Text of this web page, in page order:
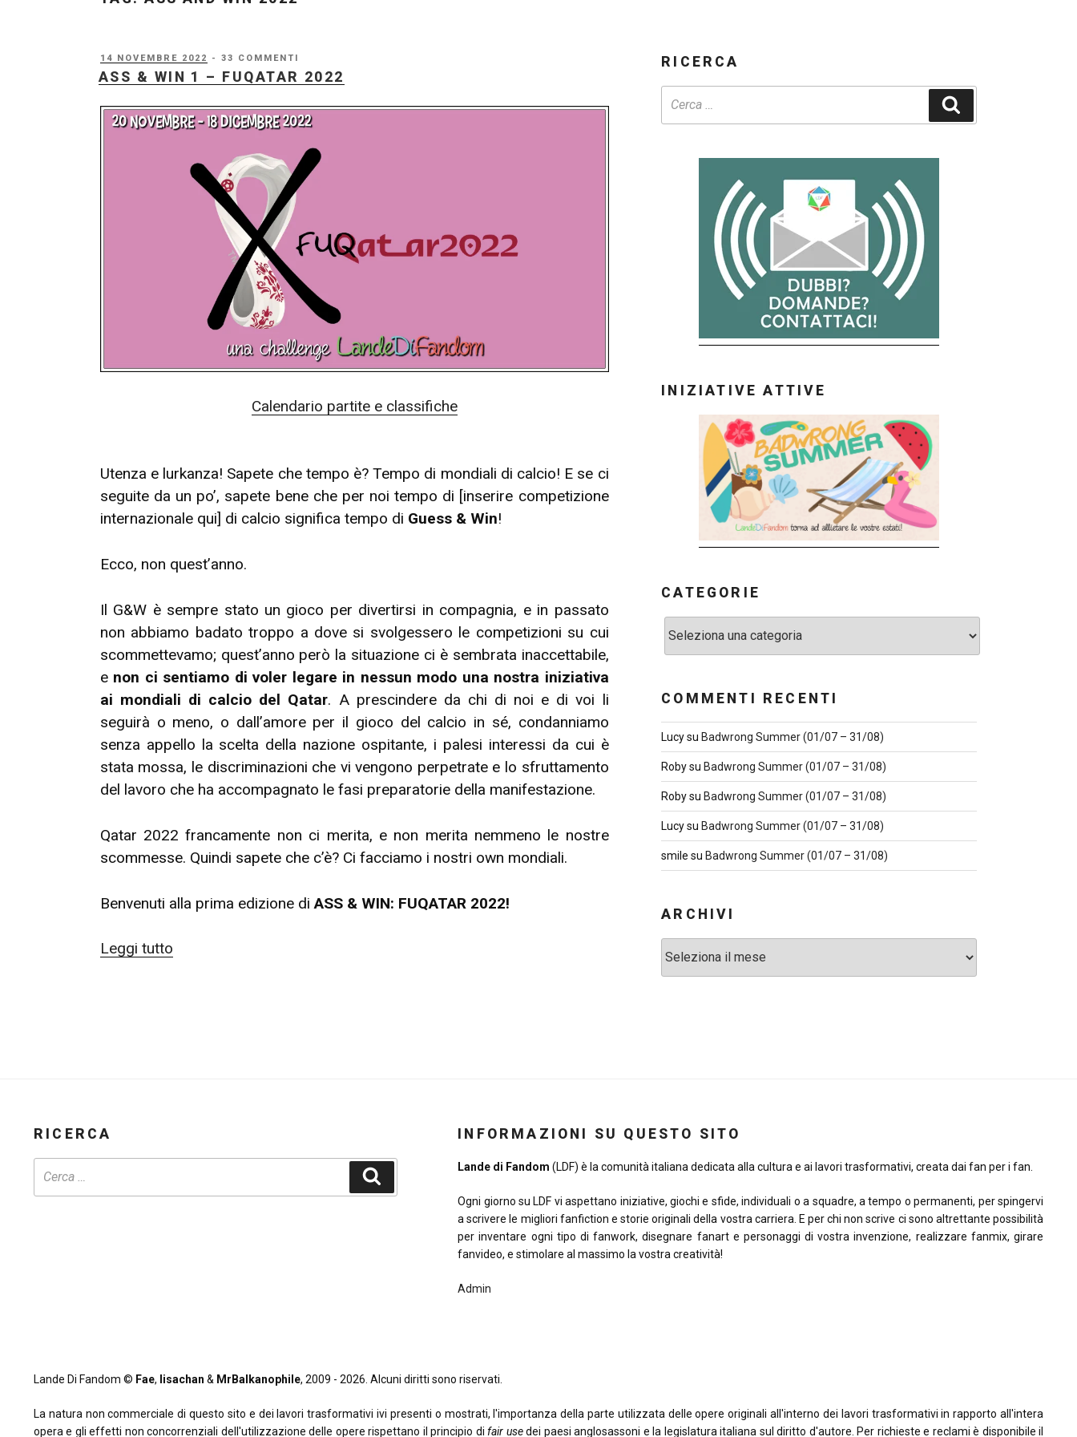
PUBBLICATO
IL
14 NOVEMBRE 2022 - 33 COMMENTI
ASS & WIN 1 – FUQATAR 2022
Calendario partite e classifiche
Utenza e lurkanza! Sapete che tempo è? Tempo di mondiali di calcio! E se ci
seguite da un po’, sapete bene che per noi tempo di [inserire competizione
internazionale qui] di calcio significa tempo di Guess & Win!
Ecco, non quest’anno.
Il G&W è sempre stato un gioco per divertirsi in compagnia, e in passato
non abbiamo badato troppo a dove si svolgessero le competizioni su cui
scommettevamo; quest’anno però la situazione ci è sembrata inaccettabile,
e non ci sentiamo di voler legare in nessun modo una nostra iniziativa
ai mondiali di calcio del Qatar. A prescindere da chi di noi e di voi li
seguirà o meno, o dall’amore per il gioco del calcio in sé, condanniamo
senza appello la scelta della nazione ospitante, i palesi interessi da cui è
stata mossa, le discriminazioni che vi vengono perpetrate e lo sfruttamento
del lavoro che ha accompagnato le fasi preparatorie della manifestazione.
Qatar 2022 francamente non ci merita, e non merita nemmeno le nostre
scommesse. Quindi sapete che c’è? Ci facciamo i nostri own mondiali.
Benvenuti alla prima edizione di ASS & WIN: FUQATAR 2022!
Leggi tutto“Ass
RICERCA
INIZIATIVE ATTIVE
CATEGORIE
COMMENTI RECENTI
Lucysu Badwrong Summer (01/07 – 31/08)
Robysu Badwrong Summer (01/07 – 31/08)
Robysu Badwrong Summer (01/07 – 31/08)
Lucysu Badwrong Summer (01/07 – 31/08)
smile su Badwrong Summer (01/07 – 31/08)
ARCHIVI
RICERCA INFORMAZIONI SU QUESTO SITO
Lande di Fandom (LDF) è la comunità italiana dedicata alla cultura e ai lavori trasformativi, creata dai fan per i fan.
Ogni giorno su LDF vi aspettano iniziative, giochi e sfide, individuali o a squadre, a tempo o permanenti, per spingervi
a scrivere le migliori fanfiction e storie originali della vostra carriera. E per chi non scrive ci sono altrettante possibilità
per inventare ogni tipo di fanwork, disegnare fanart e personaggi di vostra invenzione, realizzare fanmix, girare
fanvideo, e stimolare al massimo la vostra creatività!
Admin
Lande Di Fandom © Fae, lisachan & MrBalkanophile, 2009 - 2026. Alcuni diritti sono riservati.
La natura non commerciale di questo sito e dei lavori trasformativi ivi presenti o mostrati, l'importanza della parte utilizzata delle opere originali all'interno dei lavori trasformativi in rapporto all'intera
opera e gli effetti non concorrenziali dell'utilizzazione delle opere rispettano il principio difair usedei paesi anglosassoni e la legislatura italiana sul diritto d'autore. Per richieste e reclami è disponibile il